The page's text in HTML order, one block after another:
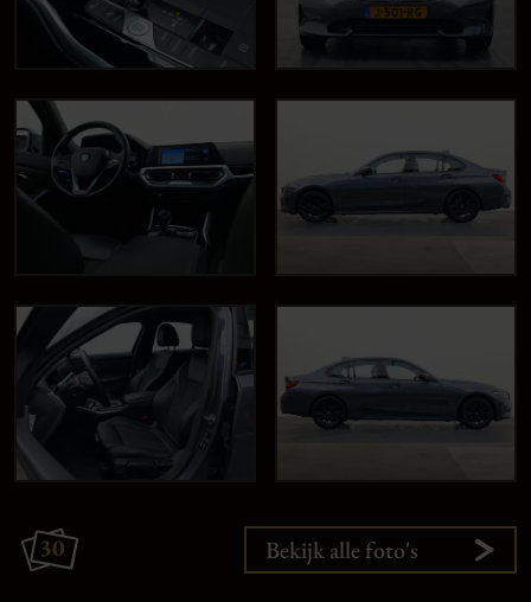
30 Bekijk alle foto's